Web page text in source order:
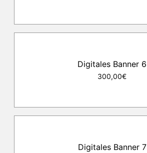
Digitales Banner 6
300,00€
Digitales Banner 7